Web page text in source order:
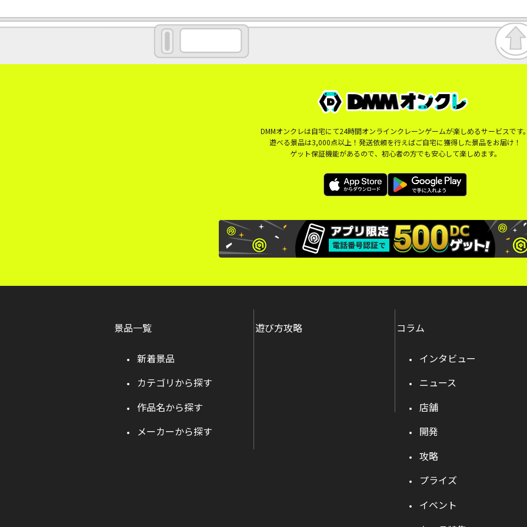
DMMオンクレは自宅にて24時間オンラインクレーンゲームが楽しめるサービスです
遊べる景品は3,000点以上！発送依頼を行えばご自宅に獲得した景品をお届け！
ゲット保証機能があるので、初心者の方でも安心して楽しめます。
景品一覧
新着景品
カテゴリから探す
作品名から探す
メーカーから探す
遊び方攻略 コラム
インタビュー
ニュース
店舗
開発
攻略
プライズ
イベント